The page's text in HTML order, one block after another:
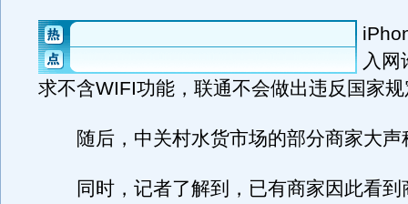
入网
求不含WIFI功能，联通不会做出违反国家
随后，中关村水货市场的部分商家大声
同时，记者了解到，已有商家因此看到